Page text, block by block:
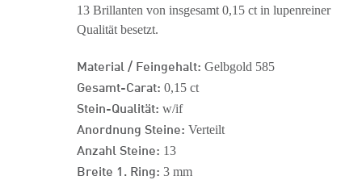
13 Brillanten von insgesamt 0,15 ct in lupenreiner
Qualität besetzt.
Material / Feingehalt: Gelbgold 585
Gesamt-Carat: 0,15 ct
Stein-Qualität: w/if
Anordnung Steine: Verteilt
Anzahl Steine: 13
Breite 1. Ring: 3 mm